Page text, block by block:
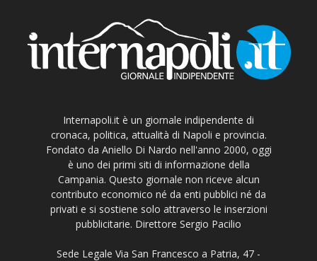
Internapoli.it è un giornale indipendente di
cronaca, politica, attualità di Napoli e provincia.
Fondato da Aniello Di Nardo nell'anno 2000, oggi
è uno dei primi siti di informazione della
Campania. Questo giornale non riceve alcun
contributo economico né da enti pubblici né da
privati e si sostiene solo attraverso le inserzioni
pubblicitarie. Direttore Sergio Pacilio
Sede Legale Via San Francesco a Patria, 47 -